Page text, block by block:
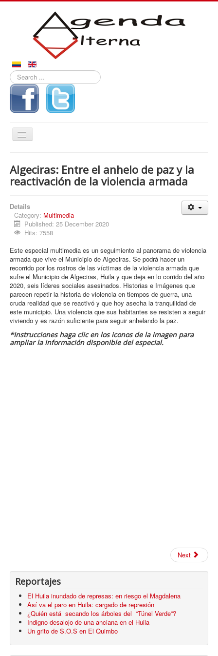
Search
...
Toggle
Navigation
Noticias
Reportajes
Procesos
Región
Multimedia
La Agenda
Algeciras: Entre el anhelo de paz y la
reactivación de la violencia armada
Details
Category: Multimedia
Published: 25 December 2020
Hits: 7558
Este especial multimedia es un seguimiento al panorama de violencia
armada que vive el Municipio de Algeciras. Se podrá hacer un
recorrido por los rostros de las víctimas de la violencia armada que
sufre el Municipio de Algeciras, Huila y que deja en lo corrido del año
2020, seis líderes sociales asesinados. Historias e Imágenes que
parecen repetir la historia de violencia en tiempos de guerra, una
cruda realidad que se reactivó y que hoy asecha la tranquilidad de
este municipio. Una violencia que sus habitantes se resisten a seguir
viviendo y es razón suficiente para seguir anhelando la paz.
*Instrucciones haga clic en los iconos de la imagen para
ampliar la información disponible del especial.
Next
Reportajes
El Huila inundado de represas: en riesgo el Magdalena
Así va el paro en Huila: cargado de represión
¿Quién está secando los árboles del “Túnel Verde”?
Indigno desalojo de una anciana en el Huila
Un grito de S.O.S en El Quimbo